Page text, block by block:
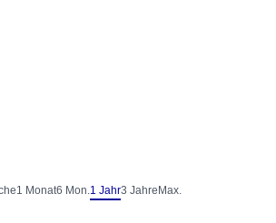
1 Monat6 Mon.1 Jahr3 Jahre Max.